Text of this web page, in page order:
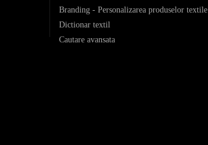
Branding - Personalizarea produselor textile
Dictionar textil
Cautare avansata